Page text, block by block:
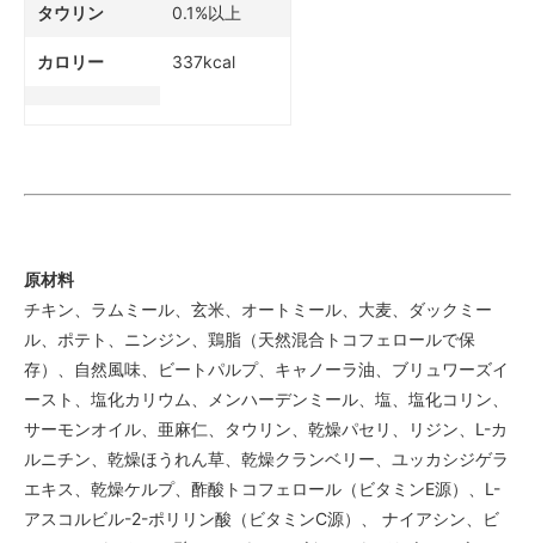
タウリン 0.1%以上
カロリー 337kcal
原材料
チキン、ラムミール、玄米、オートミール、大麦、ダックミー
ル、ポテト、ニンジン、鶏脂（天然混合トコフェロールで保
存）、自然風味、ビートパルプ、キャノーラ油、ブリュワーズイ
ースト、塩化カリウム、メンハーデンミール、塩、塩化コリン、
サーモンオイル、亜麻仁、タウリン、乾燥パセリ、リジン、L-カ
ルニチン、乾燥ほうれん草、乾燥クランベリー、ユッカシジゲラ
エキス、乾燥ケルプ、酢酸トコフェロール（ビタミンE源）、L-
アスコルビル-2-ポリリン酸（ビタミンC源）、 ナイアシン、ビ